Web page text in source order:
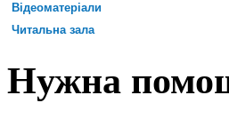
Відеоматеріали
Читальна зала
Нужна